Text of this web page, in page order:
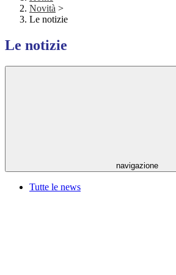
Novità >
Le notizie
Le notizie
navigazione
Tutte le news